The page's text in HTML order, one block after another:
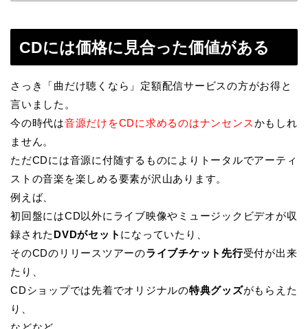
CDには価格に見合った価値がある
さっき「曲だけ聴くなら」定額配信サービスの方がお得と
言いました。
今の時代は音源だけをCDに求めるのはナンセンスかもしれ
ません。
ただCDには音源に付随するものによりトータルでアーティ
ストの音楽を楽しめる要素が沢山あります。
例えば、
初回盤にはCD以外にライブ映像やミュージックビデオが収
録された DVDがセット になっていたり、
そのCDのリリースツアーのライブチケット先行受付が出来
たり、
CDショップでは先着でオリジナルの特典グッズがもらえた
り、